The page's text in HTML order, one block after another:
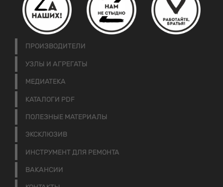
ПРОИЗВОДИТЕЛИ
УЗЛЫ И АГРЕГАТЫ
МЕДИАТЕКА
КАТАЛОГИ PDF
ПОЛЕЗНЫЕ МАТЕРИАЛЫ
ЭКСКЛЮЗИВ
ИНСТРУМЕНТ ДЛЯ РЕМОНТА
ВАКАНСИИ